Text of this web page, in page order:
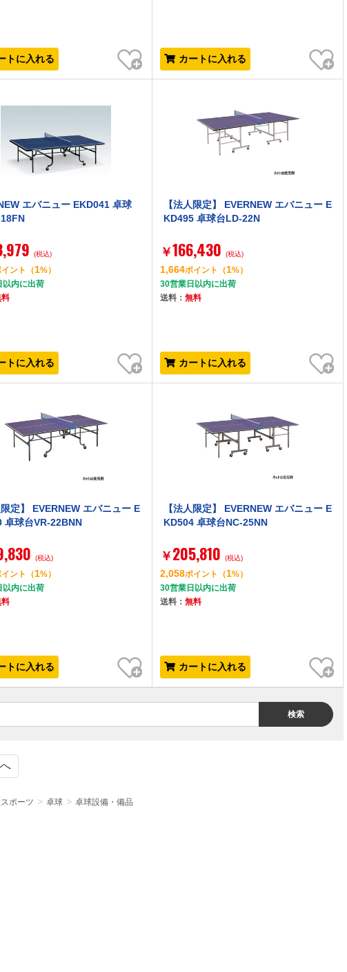
ポーツ 卓球 卓球設備・備品
トに入れる
お気に入り
カートに入れる
お気に入り
エバニュー EKD041 卓球
(税込)
ント （1%）
以内に出荷
トに入れる
お気に入り
【法人限定】 EVERNEW エバニュー E
KD495 卓球台LD-22N
￥166,430 (税込)
1,664ポイント （1%）
30営業日以内に出荷
送料： 無料
カートに入れる
お気に入り
限定】 EVERNEW エバニュー E
卓球台VR-22BNN
(税込)
ント （1%）
以内に出荷
トに入れる
お気に入り
【法人限定】 EVERNEW エバニュー E
KD504 卓球台NC-25NN
￥ 205,810 (税込)
2,058ポイント （1%）
30営業日以内に出荷
送料： 無料
カートに入れる
お気に入り
検索